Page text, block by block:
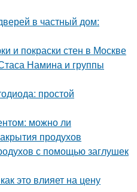
в частный дом:
и покраски стен в Москве
Намина и группы
простой
можно ли
продухов
с помощью заглушек
это влияет на цену